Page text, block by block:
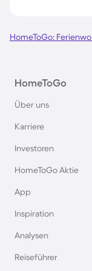
Ferienparks in
Ferienparks
Ferienparks in
HomeToGo:
HomeToGo
Über uns
Karriere
Investoren
HomeToGo Aktie
App
Inspiration
Analysen
Reiseführer